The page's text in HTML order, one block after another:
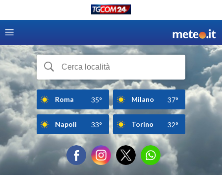
Roma 35° Milano 37°
Napoli 33° Torino 32°